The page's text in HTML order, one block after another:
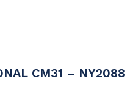
CM31 – NY2088